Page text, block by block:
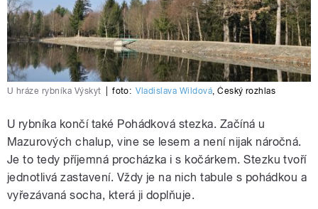
U hráze rybníka Výskyt foto: Vladislava Wildová,Český rozhlas
U rybníka končí také Pohádková stezka. Začíná u
Mazurových chalup, vine se lesem a není nijak náročná.
Je to tedy příjemná procházka i s kočárkem. Stezku tvoří
jednotlivá zastavení. Vždy je na nich tabule s pohádkou a
vyřezávaná socha, která ji doplňuje.